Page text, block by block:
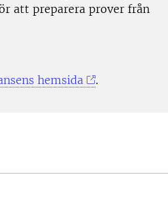
att preparera prover från
hemsida
.